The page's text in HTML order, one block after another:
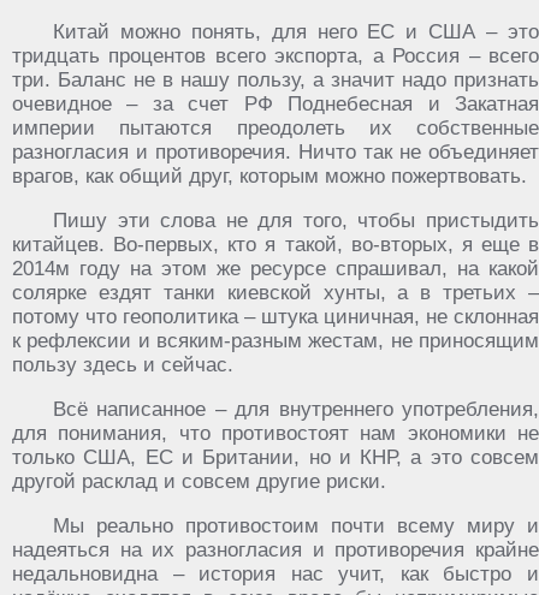
Китай можно понять, для него ЕС и США – это
тридцать процентов всего экспорта, а Россия – всего
три. Баланс не в нашу пользу, а значит надо признать
очевидное – за счет РФ Поднебесная и Закатная
империи пытаются преодолеть их собственные
разногласия и противоречия. Ничто так не объединяет
врагов, как общий друг, которым можно пожертвовать.
Пишу эти слова не для того, чтобы пристыдить
китайцев. Во-первых, кто я такой, во-вторых, я еще в
2014м году на этом же ресурсе спрашивал, на какой
солярке ездят танки киевской хунты, а в третьих –
потому что геополитика – штука циничная, не склонная
к рефлексии и всяким-разным жестам, не приносящим
пользу здесь и сейчас.
Всё написанное – для внутреннего употребления,
для понимания, что противостоят нам экономики не
только США, ЕС и Британии, но и КНР, а это совсем
другой расклад и совсем другие риски.
Мы реально противостоим почти всему миру и
надеяться на их разногласия и противоречия крайне
недальновидна – история нас учит, как быстро и